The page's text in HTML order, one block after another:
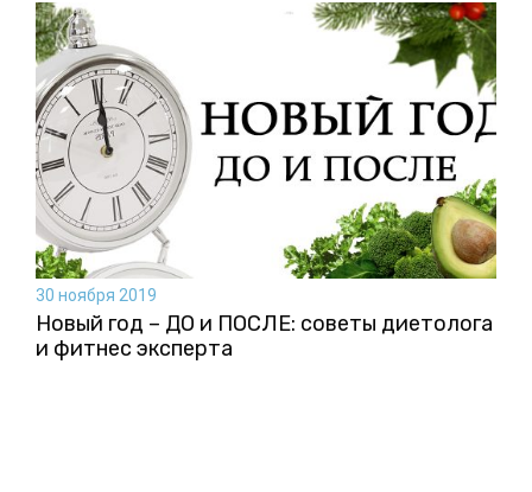
30 ноября 2019
Новый год – ДО и ПОСЛЕ: советы диетолога
и фитнес эксперта